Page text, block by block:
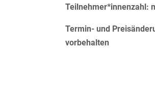
Teilnehmer*innenzahl:
Termin- und
vorbehalten